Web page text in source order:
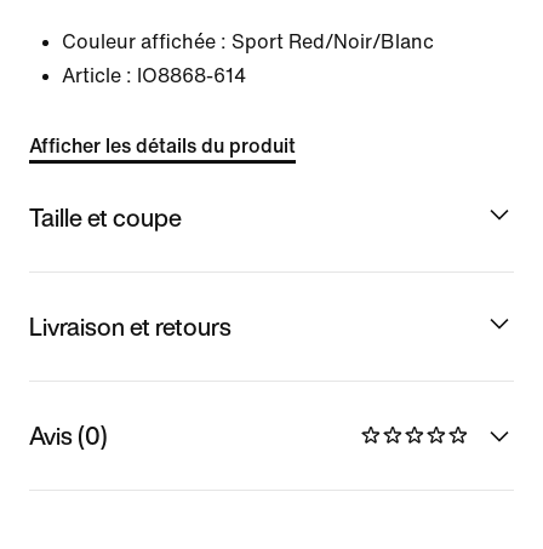
Couleur affichée : Sport Red/Noir/Blanc
Article : IO8868-614
Afficher les détails du produit
Taille et coupe
Livraison et retours
Avis (0)